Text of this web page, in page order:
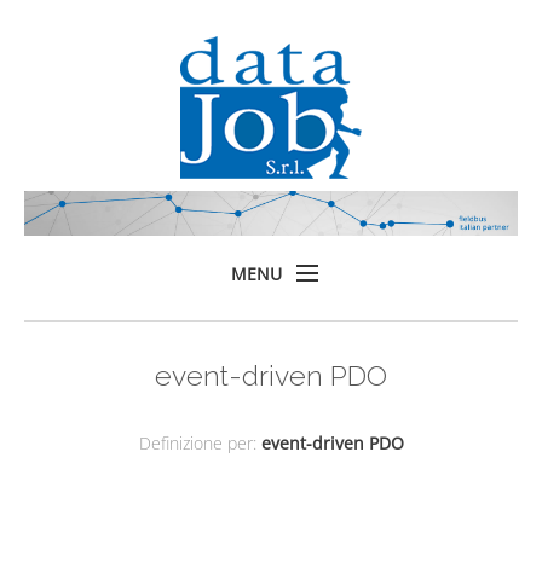
MENU
event-driven PDO
Definizione per: event-driven PDO